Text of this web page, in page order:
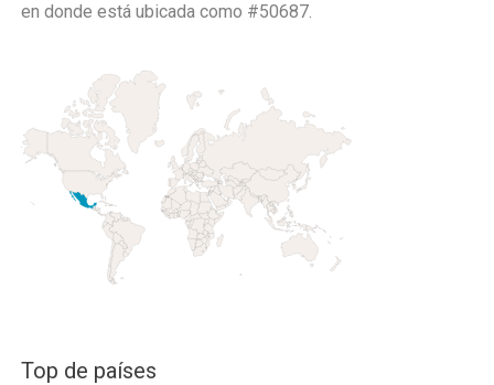
en donde está ubicada como #50687.
Top de países